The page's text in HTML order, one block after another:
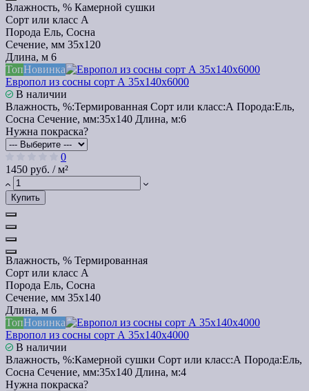
Влажность, % Камерной сушки
Сорт или класс А
Порода Ель, Сосна
Сечение, мм 35x120
Длина, м 6
ТопНовинка
Европол из сосны сорт А 35х140х6000
В наличии
Влажность, %:Термированная Сорт или класс:А Порода:Ель,
Сосна Сечение, мм:35x140 Длина, м:6
Нужна покраска?
0
1450 руб. / м²
Купить
Влажность, % Термированная
Сорт или класс А
Порода Ель, Сосна
Сечение, мм 35x140
Длина, м 6
ТопНовинка
Европол из сосны сорт А 35х140х4000
В наличии
Влажность, %:Камерной сушки Сорт или класс:А Порода:Ель,
Сосна Сечение, мм:35x140 Длина, м:4
Нужна покраска?